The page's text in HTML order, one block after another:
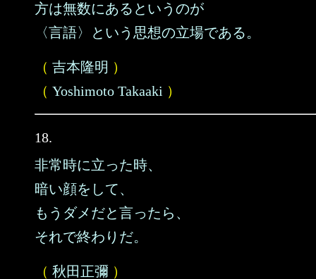
方は無数にあるというのが
〈言語〉という思想の立場である。
（ 吉本隆明 ）
（ Yoshimoto Takaaki ）
18.
非常時に立った時、
暗い顔をして、
もうダメだと言ったら、
それで終わりだ。
（ 秋田正彌 ）